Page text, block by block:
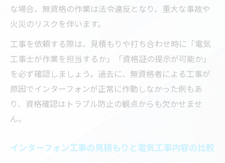
な場合、無資格の作業は法令違反となり、重大な事故や
火災のリスクを伴います。
工事を依頼する際は、見積もりや打ち合わせ時に「電気
工事士が作業を担当するか」「資格証の提示が可能か」
を必ず確認しましょう。過去に、無資格者による工事が
原因でインターフォンが正常に作動しなかった例もあ
り、資格確認はトラブル防止の観点からも欠かせませ
ん。
インターフォン工事の見積もりと電気工事内容の比較